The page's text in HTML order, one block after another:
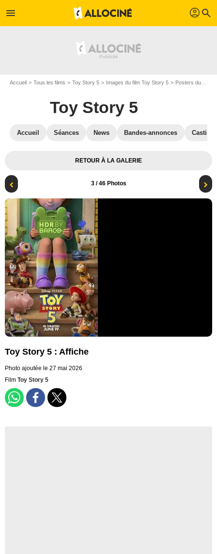
menu profil search
Accueil Tous les films Toy Story 5 Images du film Toy Story 5 Posters du film Toy Story 5
Toy Story 5
Accueil Séances News Bandes-annonces Casting
RETOUR À LA GALERIE
3/ 46 Photos
Toy Story 5 : Affiche
Photo ajoutée le 27 mai 2026
Film Toy Story 5